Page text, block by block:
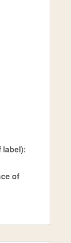
label):
of